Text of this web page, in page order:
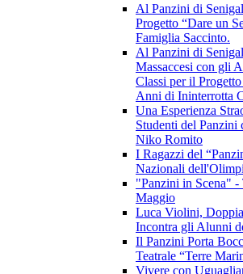
Al Panzini di
Progetto “Dare un
Famiglia Saccinto.
Al Panzini di
Massaccesi con gli
Classi per il
Anni di Ininterrotta
Una Esperienza
Studenti del Panzini
Niko Romito
I Ragazzi del
Nazionali
"Panzini in Scena" -
Maggio
Luca Violini,
Incontra gli Alunni
Il Panzini Porta
Teatrale “Terre
Vivere con